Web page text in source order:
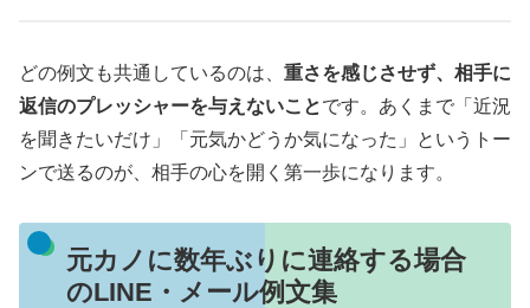
どの例文も共通しているのは、 重さを感じさせず、相手に
返信のプレッシャーを与えないことです。あくまで「近況
を聞きたいだけ」「元気かどうか気になった」というトー
ンで送るのが、相手の心を開く第一歩になります。
元カノに数年ぶりに連絡する場合
のLINE・メール例文集